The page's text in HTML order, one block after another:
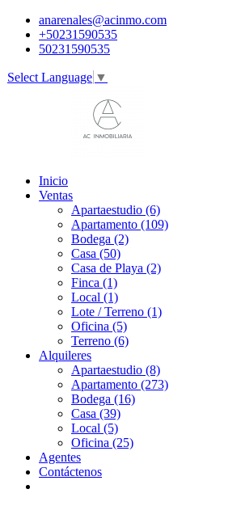
anarenales@acinmo.com
+50231590535
50231590535
Select Language ▼
Inicio
Ventas
Apartaestudio (6)
Apartamento (109)
Bodega (2)
Casa (50)
Casa de Playa (2)
Finca (1)
Local (1)
Lote / Terreno (1)
Oficina (5)
Terreno (6)
Alquileres
Apartaestudio (8)
Apartamento (273)
Bodega (16)
Casa (39)
Local (5)
Oficina (25)
Agentes
Contáctenos